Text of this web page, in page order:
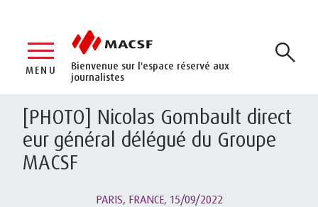
Bienvenue sur l'espace réservé aux
journalistes
MENU
[PHOTO] Nicolas Gombault direct
eur général délégué du Groupe
MACSF
PARIS, FRANCE, 15/09/2022